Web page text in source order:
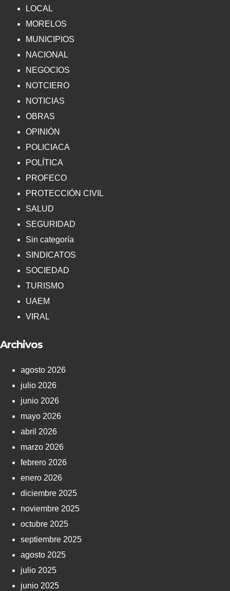
LOCAL
MORELOS
MUNICIPIOS
NACIONAL
NEGOCIOS
NOTCIERO
NOTICIAS
OBRAS
OPINIÓN
POLICIACA
POLÍTICA
PROFECO
PROTECCIÓN CIVIL
SALUD
SEGURIDAD
Sin categoría
SINDICATOS
SOCIEDAD
TURISMO
UAEM
VIRAL
Archivos
agosto 2026
julio 2026
junio 2026
mayo 2026
abril 2026
marzo 2026
febrero 2026
enero 2026
diciembre 2025
noviembre 2025
octubre 2025
septiembre 2025
agosto 2025
julio 2025
junio 2025